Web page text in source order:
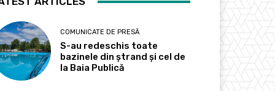
COMUNICATE DE PRESĂ
S-au redeschis toate
bazinele din ștrand și cel de
la Baia Publică